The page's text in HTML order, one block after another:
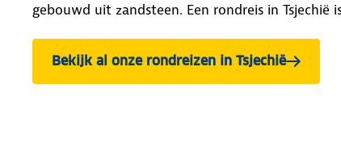
gebouwd uit zandsteen. Een rondreis in
Bekijk al onze rondreizen in Tsjechië